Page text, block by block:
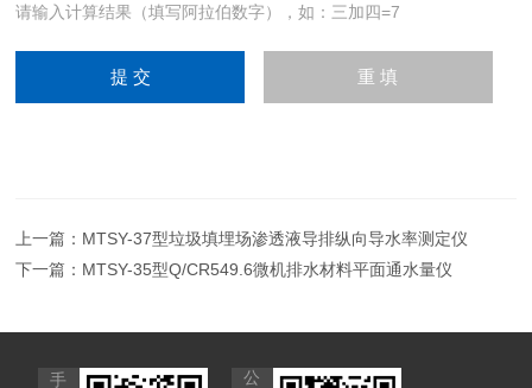
请输入计算结果（填写阿拉伯数字），如：三加四=7
上一篇： MTSY-37型垃圾填埋场渗透液导排纵向导水率测定仪
下一篇： MTSY-35型Q/CR549.6微机排水材料平面通水量仪
手
公